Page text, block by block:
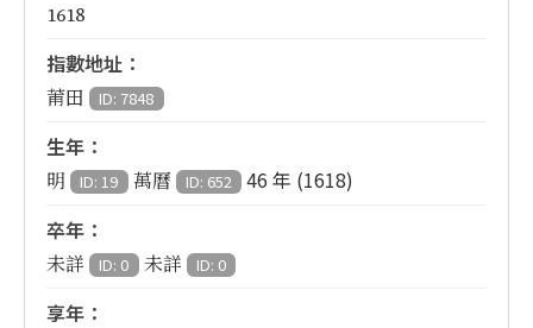
1618
指數地址：
莆田 ID: 7848
生年：
明 ID: 19 萬曆 ID: 652
46 年 (1618)
卒年：
未詳 ID: 0 未詳 ID: 0
享年：